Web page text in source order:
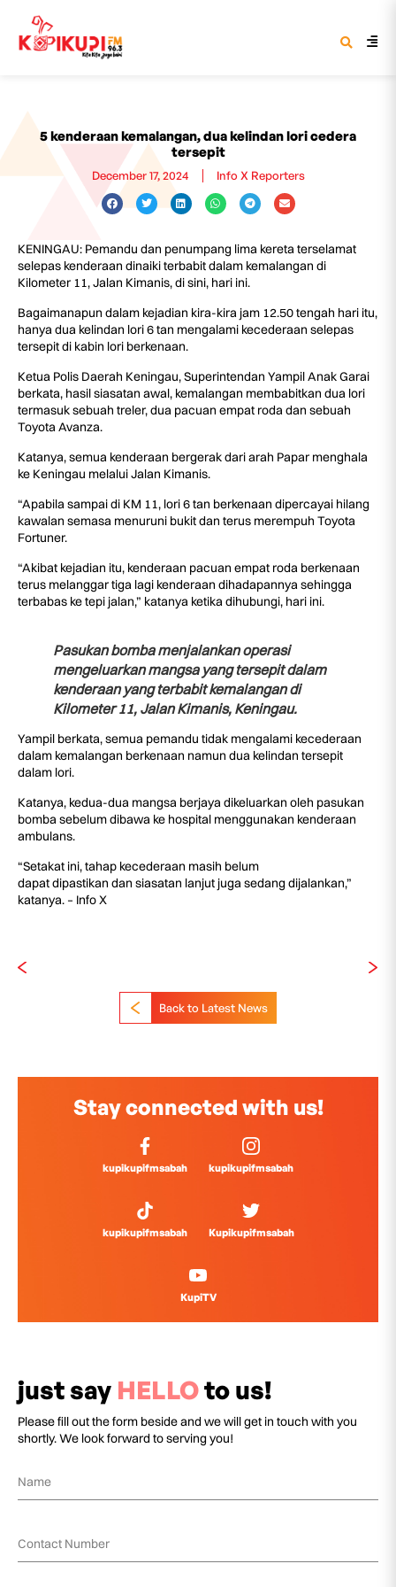
5 kenderaan kemalangan, dua kelindan lori cedera
tersepit
December 17, 2024 Info X Reporters
KENINGAU: Pemandu dan penumpang lima kereta terselamat
selepas kenderaan dinaiki terbabit dalam kemalangan di
Kilometer 11, Jalan Kimanis, di sini, hari ini.
Bagaimanapun dalam kejadian kira-kira jam 12.50 tengah hari itu,
hanya dua kelindan lori 6 tan mengalami kecederaan selepas
tersepit di kabin lori berkenaan.
Ketua Polis Daerah Keningau, Superintendan Yampil Anak Garai
berkata, hasil siasatan awal, kemalangan membabitkan dua lori
termasuk sebuah treler, dua pacuan empat roda dan sebuah
Toyota Avanza.
Katanya, semua kenderaan bergerak dari arah Papar menghala
ke Keningau melalui Jalan Kimanis.
“Apabila sampai di KM 11, lori 6 tan berkenaan dipercayai hilang
kawalan semasa menuruni bukit dan terus merempuh Toyota
Fortuner.
“Akibat kejadian itu, kenderaan pacuan empat roda berkenaan
terus melanggar tiga lagi kenderaan dihadapannya sehingga
terbabas ke tepi jalan,” katanya ketika dihubungi, hari ini.
Pasukan bomba menjalankan operasi
mengeluarkan mangsa yang tersepit dalam
kenderaan yang terbabit kemalangan di
Kilometer 11, Jalan Kimanis, Keningau.
Yampil berkata, semua pemandu tidak mengalami kecederaan
dalam kemalangan berkenaan namun dua kelindan tersepit
dalam lori.
Katanya, kedua-dua mangsa berjaya dikeluarkan oleh pasukan
bomba sebelum dibawa ke hospital menggunakan kenderaan
ambulans.
“Setakat ini, tahap kecederaan masih belum
dapat dipastikan dan siasatan lanjut juga sedang dijalankan,”
katanya. – Info X
Back to Latest News
Stay connected with us!
kupikupifmsabah kupikupifmsabah
kupikupifmsabah Kupikupifmsabah
KupiTV
just say HELLOto us!
Please fill out the form beside and we will get in touch with you
shortly. We look forward to serving you!